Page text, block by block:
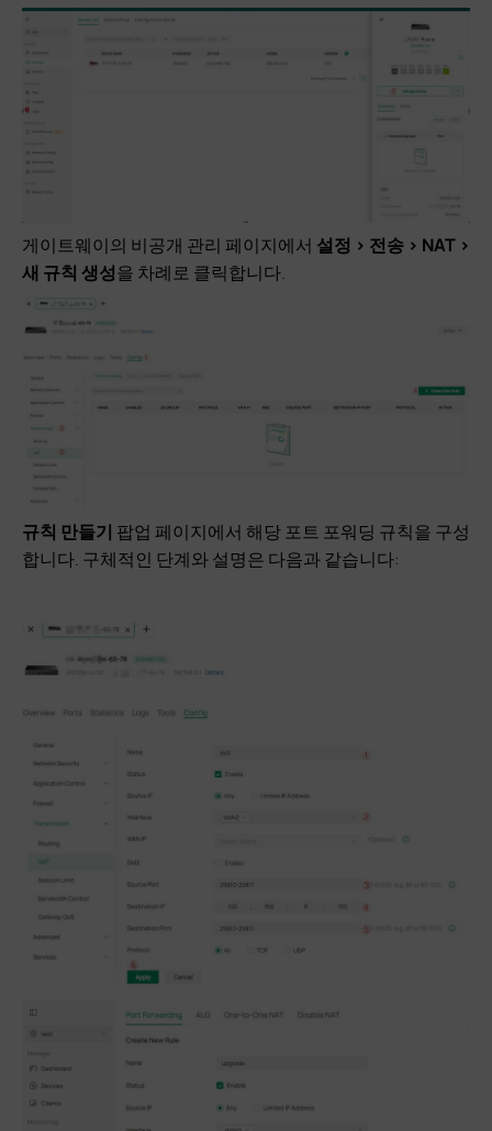
게이트웨이의 비공개 관리 페이지에서 설정 > 전송 > NAT >
새 규칙 생성을 차례로 클릭합니다.
규칙 만들기 팝업 페이지에서 해당 포트 포워딩 규칙을 구성
합니다. 구체적인 단계와 설명은 다음과 같습니다: